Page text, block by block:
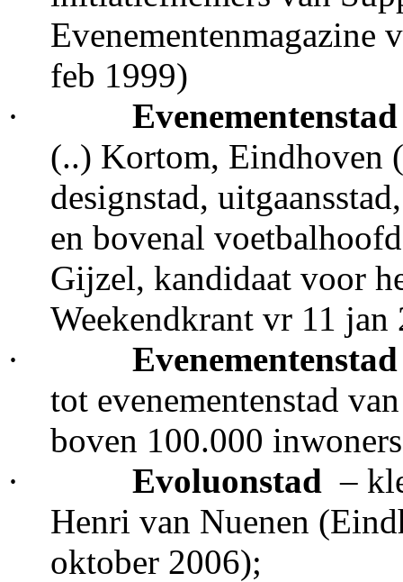
Evenementenmagazine
feb 1999)
·
(..) Kortom, Eindhoven
designstad,
en bovenal
Gijzel, kandidaat voor
Weekendkrant vr 11 jan
·
tot evenementenstad
boven 100.000
·
Evoluonstad –
Henri van Nuenen
oktober 2006);